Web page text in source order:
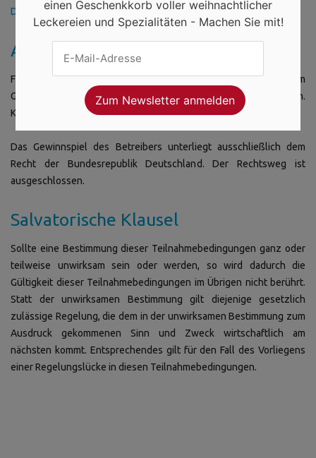
Datenschutzerklärunghier.
Anwendbares Recht
Fragen oder Beanstandungen im Zusammenhang mit dem
Gewinnspiel sind an den Betreiber zu richten.
Kontaktmöglichkeiten finden sich im Impressumsbereich.
Das Gewinnspiel des Betreibers unterliegt ausschließlich dem
Recht der Bundesrepublik Deutschland. Der Rechtsweg ist
ausgeschlossen.
Salvatorische Klausel
Sollte eine Bestimmung dieser Teilnahmebedingungen ganz oder
teilweise unwirksam sein oder werden, so wird dadurch die
Gültigkeit dieser Teilnahmebedingungen im Übrigen nicht berührt.
Statt der unwirksamen Bestimmung gilt diejenige gesetzlich
zulässige Regelung, die dem in der unwirksamen Bestimmung zum
Ausdruck gekommenen Sinn und Zweck wirtschaftlich am
nächsten kommt. Entsprechendes gilt für den Fall des Vorliegens
einer Regelungslücke in diesen Teilnahmebedingungen.
einen Geschenkkorb voller weihnachtlicher
Leckereien und Spezialitäten - Machen Sie mit!